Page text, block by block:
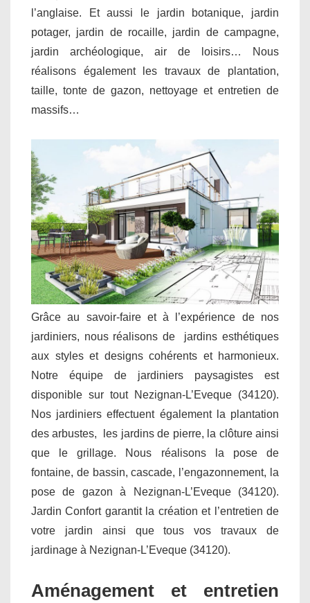
l’anglaise. Et aussi le jardin botanique, jardin
potager, jardin de rocaille, jardin de campagne,
jardin archéologique, air de loisirs… Nous
réalisons également les travaux de plantation,
taille, tonte de gazon, nettoyage et entretien de
massifs…
Grâce au savoir-faire et à l’expérience de nos
jardiniers, nous réalisons de jardins esthétiques
aux styles et designs cohérents et harmonieux.
Notre équipe de jardiniers paysagistes est
disponible sur tout Nezignan-L’Eveque (34120).
Nos jardiniers effectuent également la plantation
des arbustes, les jardins de pierre, la clôture ainsi
que le grillage. Nous réalisons la pose de
fontaine, de bassin, cascade, l’engazonnement, la
pose de gazon à Nezignan-L’Eveque (34120).
Jardin Confort garantit la création et l’entretien de
votre jardin ainsi que tous vos travaux de
jardinage à Nezignan-L’Eveque (34120).
Aménagement et entretien